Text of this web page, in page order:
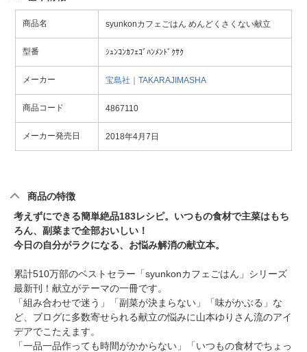
商品名 syunkonカフェごはん めんどくさくない献立
型番 ｼｭﾝｺﾝｶﾌｪｺﾞﾊﾝﾒﾝﾄﾞｸｻｸ
メーカー 宝島社｜TAKARAJIMASHA
商品コード 4867110
メーカー発売日 2018年4月7日
商品の特徴
考えずにできる簡単絶品183レシピ。いつもの食材で主菜はもち
ろん、副菜まで全部おいしい！
今日の自分がラクになる、お悩み解消の献立本。
累計510万部のベストセラー「syunkonカフェごはん」シリーズ
最新刊！献立がテーマの一冊です。
「組み合わせで迷う」「副菜が決まらない」「味がかぶる」な
ど、ブログに多数寄せられる献立の悩みに山本ゆりさん流のアイ
デアでこたえます。
「一品一品作っても時間がかからない」「いつもの食材でちょっ